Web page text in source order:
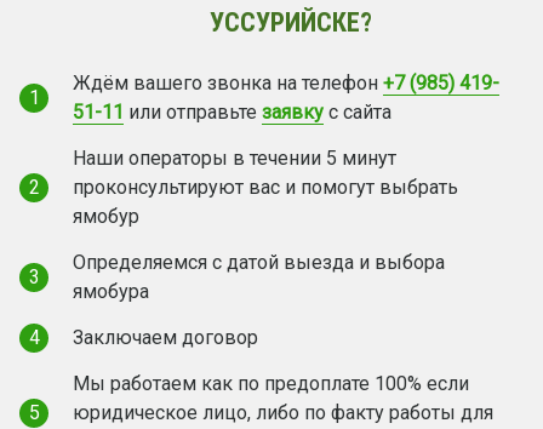
УССУРИЙСКЕ?
1
Ждём вашего звонка на телефон +7 (985) 419-
51-11 или отправьте заявку с сайта
2
Наши операторы в течении 5 минут
проконсультируют вас и помогут выбрать
ямобур
3
Определяемся с датой выезда и выбора
ямобура
4
Заключаем договор
5
Мы работаем как по предоплате 100% если
юридическое лицо, либо по факту работы для